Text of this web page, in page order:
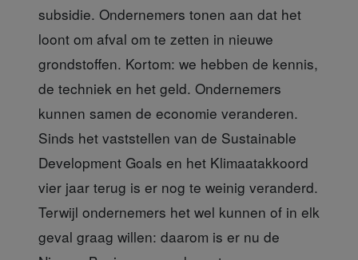
subsidie. Ondernemers tonen aan dat het
loont om afval om te zetten in nieuwe
grondstoffen. Kortom: we hebben de kennis,
de techniek en het geld. Ondernemers
kunnen samen de economie veranderen.
Sinds het vaststellen van de Sustainable
Development Goals en het Klimaatakkoord
vier jaar terug is er nog te weinig veranderd.
Terwijl ondernemers het wel kunnen of in elk
geval graag willen: daarom is er nu de